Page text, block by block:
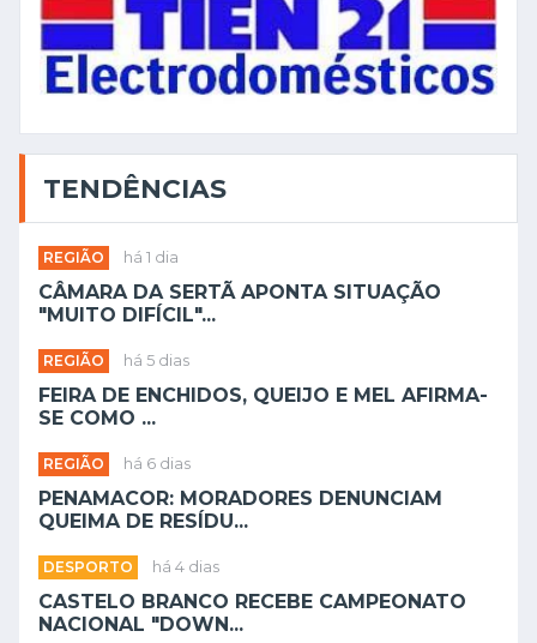
TENDÊNCIAS
REGIÃO há 1 dia
CÂMARA DA SERTÃ APONTA SITUAÇÃO
"MUITO DIFÍCIL"...
REGIÃO há 5 dias
FEIRA DE ENCHIDOS, QUEIJO E MEL AFIRMA-
SE COMO ...
REGIÃO há 6 dias
PENAMACOR: MORADORES DENUNCIAM
QUEIMA DE RESÍDU...
DESPORTO há 4 dias
CASTELO BRANCO RECEBE CAMPEONATO
NACIONAL "DOWN...